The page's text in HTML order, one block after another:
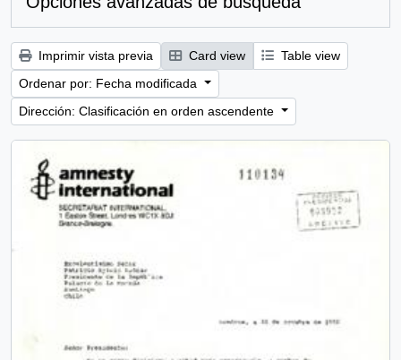
Imprimir vista previa Card view
Table view
Ordenar por: Fecha modificada
Dirección: Clasificación en orden ascendente